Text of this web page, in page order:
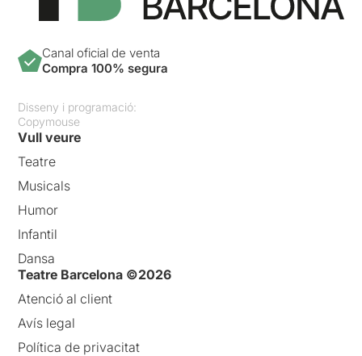
Canal oficial de venta
Compra 100% segura
Disseny i programació:
Copymouse
Vull veure
Teatre
Musicals
Humor
Infantil
Dansa
Teatre Barcelona ©2026
Atenció al client
Avís legal
Política de privacitat